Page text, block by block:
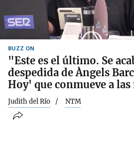
BUZZ ON
"Este es el último. Se
despedida de Àngels
Hoy' que conmueve a las
Judith del Río NTM